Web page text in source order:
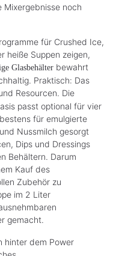
noch
für Crushed Ice,
heiße Suppen zeigen,
Glasbehälter bewahrt
Praktisch: Das
Resourcen. Die
passt optional für vier
für emulgierte
Nussmilch gesorgt
Dips und Dressings
Behältern. Darum
Kauf des
Zubehör zu
im 2 Liter
gemacht.
hinter dem Power